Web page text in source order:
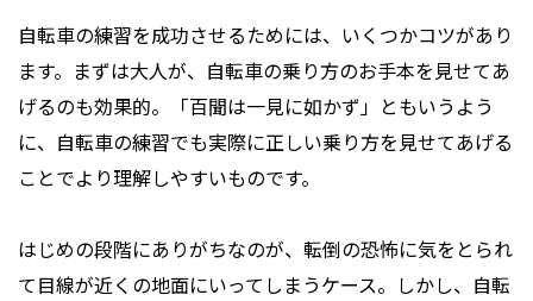
自転車の練習を成功させるためには、いくつかコツがあり
ます。まずは大人が、自転車の乗り方のお手本を見せてあ
げるのも効果的。「百聞は一見に如かず」ともいうよう
に、自転車の練習でも実際に正しい乗り方を見せてあげる
ことでより理解しやすいものです。
はじめの段階にありがちなのが、転倒の恐怖に気をとられ
て目線が近くの地面にいってしまうケース。しかし、自転